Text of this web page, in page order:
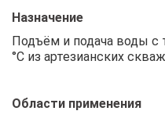
Назначение
Подъём и подача воды с
°С из артезианских
Области применения